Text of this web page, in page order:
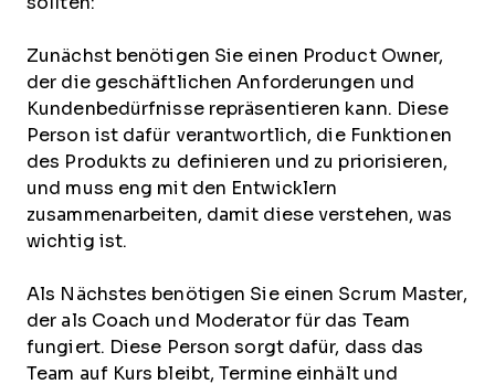
Zunächst benötigen Sie einen Product Owner,
der die geschäftlichen Anforderungen und
Kundenbedürfnisse repräsentieren kann. Diese
Person ist dafür verantwortlich, die Funktionen
des Produkts zu definieren und zu priorisieren,
und muss eng mit den Entwicklern
zusammenarbeiten, damit diese verstehen, was
wichtig ist.
Als Nächstes benötigen Sie einen Scrum Master,
der als Coach und Moderator für das Team
fungiert. Diese Person sorgt dafür, dass das
Team auf Kurs bleibt, Termine einhält und